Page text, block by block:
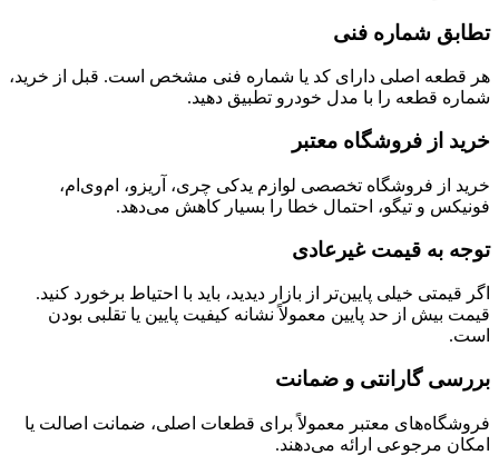
تطابق شماره فنی
هر قطعه اصلی دارای کد یا شماره فنی مشخص است. قبل از خرید،
شماره قطعه را با مدل خودرو تطبیق دهید.
خرید از فروشگاه معتبر
خرید از فروشگاه تخصصی لوازم یدکی چری، آریزو، ام‌وی‌ام،
فونیکس و تیگو، احتمال خطا را بسیار کاهش می‌دهد.
توجه به قیمت غیرعادی
اگر قیمتی خیلی پایین‌تر از بازار دیدید، باید با احتیاط برخورد کنید.
قیمت بیش از حد پایین معمولاً نشانه کیفیت پایین یا تقلبی بودن
است.
بررسی گارانتی و ضمانت
فروشگاه‌های معتبر معمولاً برای قطعات اصلی، ضمانت اصالت یا
امکان مرجوعی ارائه می‌دهند.